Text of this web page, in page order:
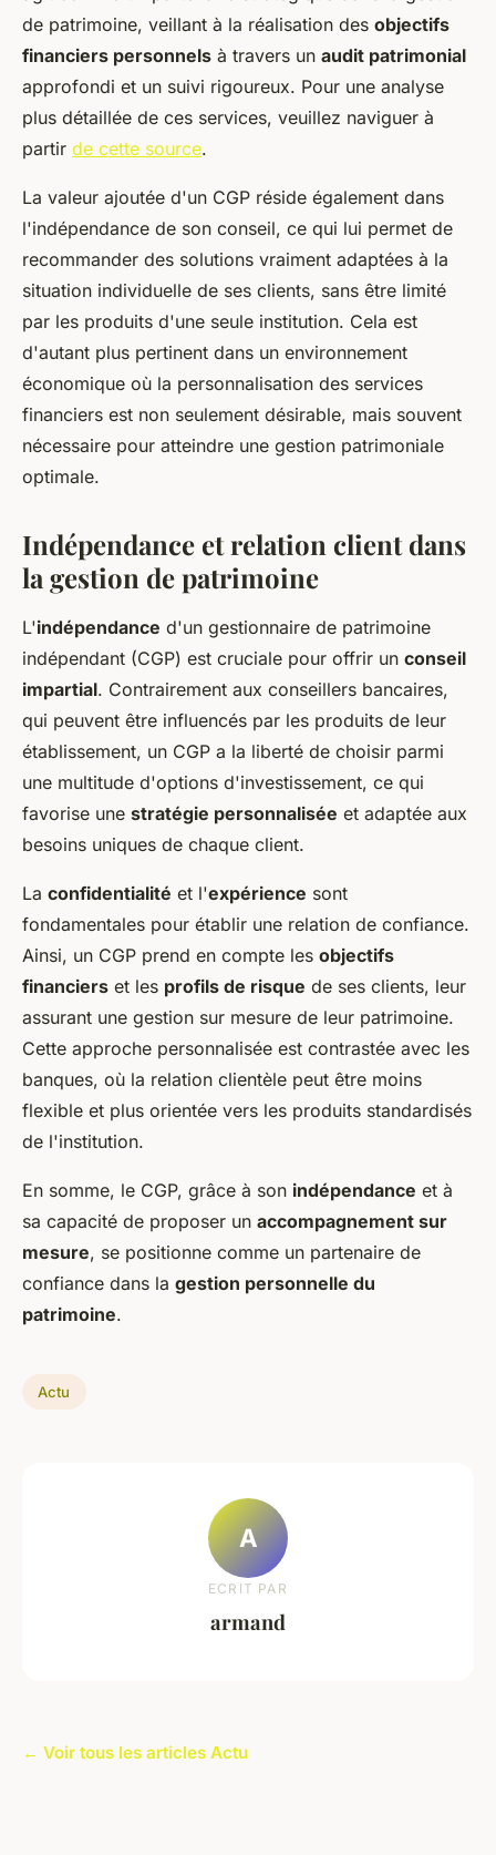
de patrimoine, veillant à la réalisation des objectifs
financiers personnels à travers un audit patrimonial
approfondi et un suivi rigoureux. Pour une analyse
plus détaillée de ces services, veuillez naviguer à
partir de cette source.
La valeur ajoutée d'un CGP réside également dans
l'indépendance de son conseil, ce qui lui permet de
recommander des solutions vraiment adaptées à la
situation individuelle de ses clients, sans être limité
par les produits d'une seule institution. Cela est
d'autant plus pertinent dans un environnement
économique où la personnalisation des services
financiers est non seulement désirable, mais souvent
nécessaire pour atteindre une gestion patrimoniale
optimale.
Indépendance et relation client dans
la gestion de patrimoine
L'indépendance d'un gestionnaire de patrimoine
indépendant (CGP) est cruciale pour offrir un conseil
impartial. Contrairement aux conseillers bancaires,
qui peuvent être influencés par les produits de leur
établissement, un CGP a la liberté de choisir parmi
une multitude d'options d'investissement, ce qui
favorise une stratégie personnalisée et adaptée aux
besoins uniques de chaque client.
La confidentialité et l'expérience sont
fondamentales pour établir une relation de confiance.
Ainsi, un CGP prend en compte les objectifs
financiers et les profils de risque de ses clients, leur
assurant une gestion sur mesure de leur patrimoine.
Cette approche personnalisée est contrastée avec les
banques, où la relation clientèle peut être moins
flexible et plus orientée vers les produits standardisés
de l'institution.
En somme, le CGP, grâce à son indépendance et à
sa capacité de proposer un accompagnement sur
mesure, se positionne comme un partenaire de
confiance dans la gestion personnelle du
patrimoine.
Actu
A
ECRIT PAR
armand
← Voir tous les articles Actu